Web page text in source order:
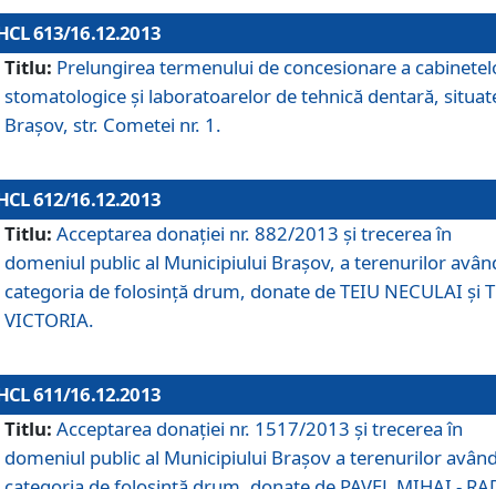
613/16.12.2013
Titlu: Prelungirea termenului de concesionare a
stomatologice şi laboratoarelor de tehnică dentară,
Braşov, str. Cometei nr. 1.
612/16.12.2013
Titlu: Acceptarea donaţiei nr. 882/2013 şi trecerea în
domeniul public al Municipiului Braşov, a terenurilor
categoria de folosinţă drum, donate de TEIU NECULAI şi
VICTORIA.
611/16.12.2013
Titlu: Acceptarea donaţiei nr. 1517/2013 şi trecerea în
domeniul public al Municipiului Braşov a terenurilor